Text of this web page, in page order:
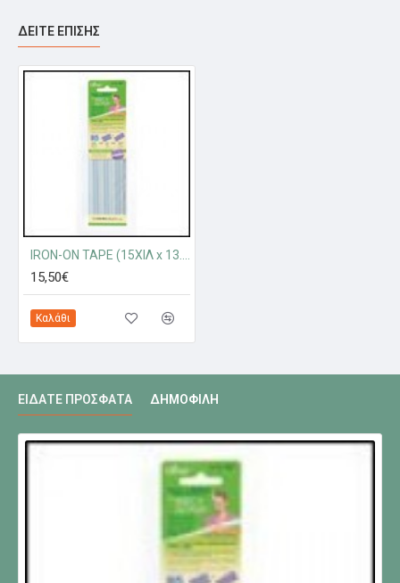
ΔΕΊΤΕ ΕΠΊΣΗΣ
IRON-ON TAPE (15ΧΙΛ x 13.7Μ)
15,50€
Καλάθι
ΕΊΔΑΤΕ ΠΡΌΣΦΑΤΑ ΔΗΜΟΦΙΛΉ